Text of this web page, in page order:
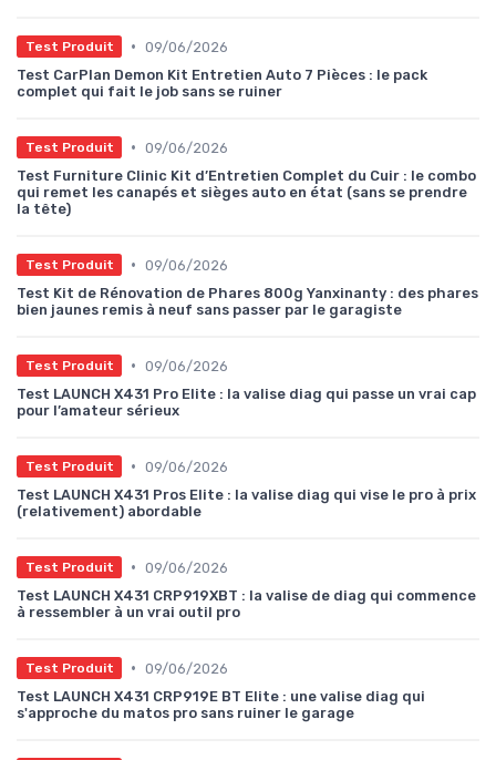
Test Produit • 09/06/2026
Test CarPlan Demon Kit Entretien Auto 7 Pièces : le pack
complet qui fait le job sans se ruiner
Test Produit • 09/06/2026
Test Furniture Clinic Kit d’Entretien Complet du Cuir : le combo
qui remet les canapés et sièges auto en état (sans se prendre
la tête)
Test Produit • 09/06/2026
Test Kit de Rénovation de Phares 800g Yanxinanty : des phares
bien jaunes remis à neuf sans passer par le garagiste
Test Produit • 09/06/2026
Test LAUNCH X431 Pro Elite : la valise diag qui passe un vrai cap
pour l’amateur sérieux
Test Produit • 09/06/2026
Test LAUNCH X431 Pros Elite : la valise diag qui vise le pro à prix
(relativement) abordable
Test Produit • 09/06/2026
Test LAUNCH X431 CRP919XBT : la valise de diag qui commence
à ressembler à un vrai outil pro
Test Produit • 09/06/2026
Test LAUNCH X431 CRP919E BT Elite : une valise diag qui
s'approche du matos pro sans ruiner le garage